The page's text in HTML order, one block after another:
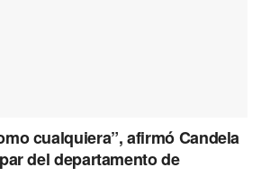
cualquiera”, afirmó Candela
del departamento de